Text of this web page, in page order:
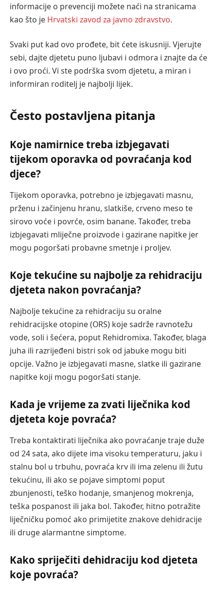
informacije o prevenciji možete naći na stranicama
kao što je Hrvatski zavod za javno zdravstvo.
Svaki put kad ovo prođete, bit ćete iskusniji. Vjerujte
sebi, dajte djetetu puno ljubavi i odmora i znajte da će
i ovo proći. Vi ste podrška svom djetetu, a miran i
informiran roditelj je najbolji lijek.
Često postavljena pitanja
Koje namirnice treba izbjegavati
tijekom oporavka od povraćanja kod
djece?
Tijekom oporavka, potrebno je izbjegavati masnu,
prženu i začinjenu hranu, slatkiše, crveno meso te
sirovo voće i povrće, osim banane. Također, treba
izbjegavati mliječne proizvode i gazirane napitke jer
mogu pogoršati probavne smetnje i proljev.
Koje tekućine su najbolje za rehidraciju
djeteta nakon povraćanja?
Najbolje tekućine za rehidraciju su oralne
rehidracijske otopine (ORS) koje sadrže ravnotežu
vode, soli i šećera, poput Rehidromixa. Također, blaga
juha ili razrijeđeni bistri sok od jabuke mogu biti
opcije. Važno je izbjegavati masne, slatke ili gazirane
napitke koji mogu pogoršati stanje.
Kada je vrijeme za zvati liječnika kod
djeteta koje povraća?
Treba kontaktirati liječnika ako povraćanje traje duže
od 24 sata, ako dijete ima visoku temperaturu, jaku i
stalnu bol u trbuhu, povraća krv ili ima zelenu ili žutu
tekućinu, ili ako se pojave simptomi poput
zbunjenosti, teško hodanje, smanjenog mokrenja,
teška pospanost ili jaka bol. Također, hitno potražite
liječničku pomoć ako primijetite znakove dehidracije
ili druge alarmantne simptome.
Kako spriječiti dehidraciju kod djeteta
koje povraća?